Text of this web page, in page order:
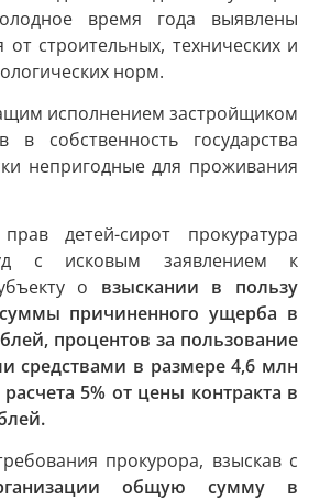
время года выявлены
от строительных, технических и
норм.
исполнением застройщиком
в собственность государства
непригодные для проживания
детей-сирот прокуратура
с исковым заявлением к
о взыскании в пользу
причиненного ущерба в
процентов за пользование
средствами в размере 4,6 млн
5% от цены контракта в
прокурора, взыскав с
общую сумму в